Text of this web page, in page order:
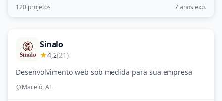
120 projetos 7 anos exp.
Sinalo
★4,2(21)
Desenvolvimento web sob medida para sua empresa
Maceió, AL